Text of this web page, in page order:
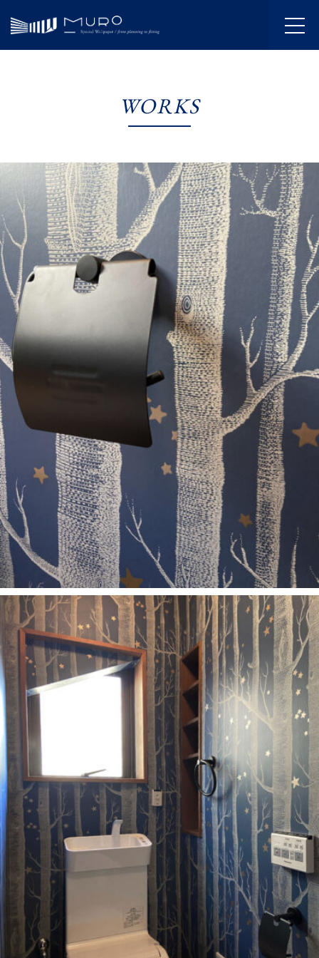
WORKSINFORMATION
ABOUT
SERVICE
WORKS
FLOW
SHOWROOM
CONTACT
RESERVATION
PRIVACY